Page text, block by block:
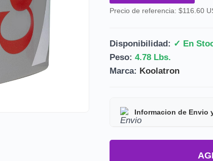
Precio de referencia: $116.60
Disponibilidad: ✓ En
Peso: 4.78 Lbs.
Marca: Koolatron
Informacion de Envio
Tipo de producto:
Tiempo de entrega: